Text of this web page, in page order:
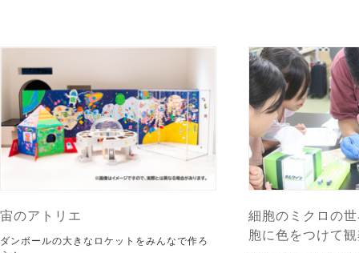
宙のアトリエ
ダンボールの大きなロケットをみんなで作ろ
細胞のミクロの
胞に色をつけて